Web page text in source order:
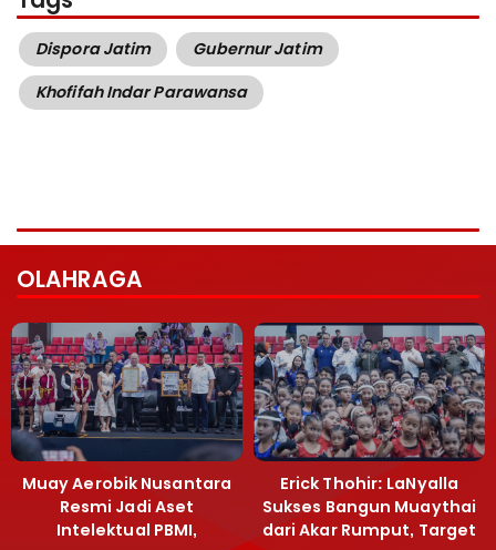
Dispora Jatim
Gubernur Jatim
Khofifah Indar Parawansa
OLAHRAGA
Muay Aerobik Nusantara
Resmi Jadi Aset
Intelektual PBMI,
Erick Thohir: LaNyalla
Sukses Bangun Muaythai
dari Akar Rumput, Target